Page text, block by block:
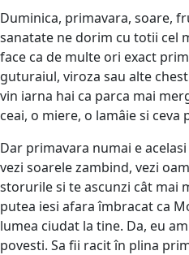
Duminica, primavara, soare,
sanatate ne dorim cu totii cel
face ca de multe ori exact
guturaiul, viroza sau alte
vin iarna hai ca parca mai
ceai, o miere, o lamâie si ceva
Dar primavara numai e
vezi soarele zambind, vezi
storurile si te ascunzi cât mai
putea iesi afara îmbracat ca
lumea ciudat la tine. Da, eu
povesti. Sa fii racit în plina